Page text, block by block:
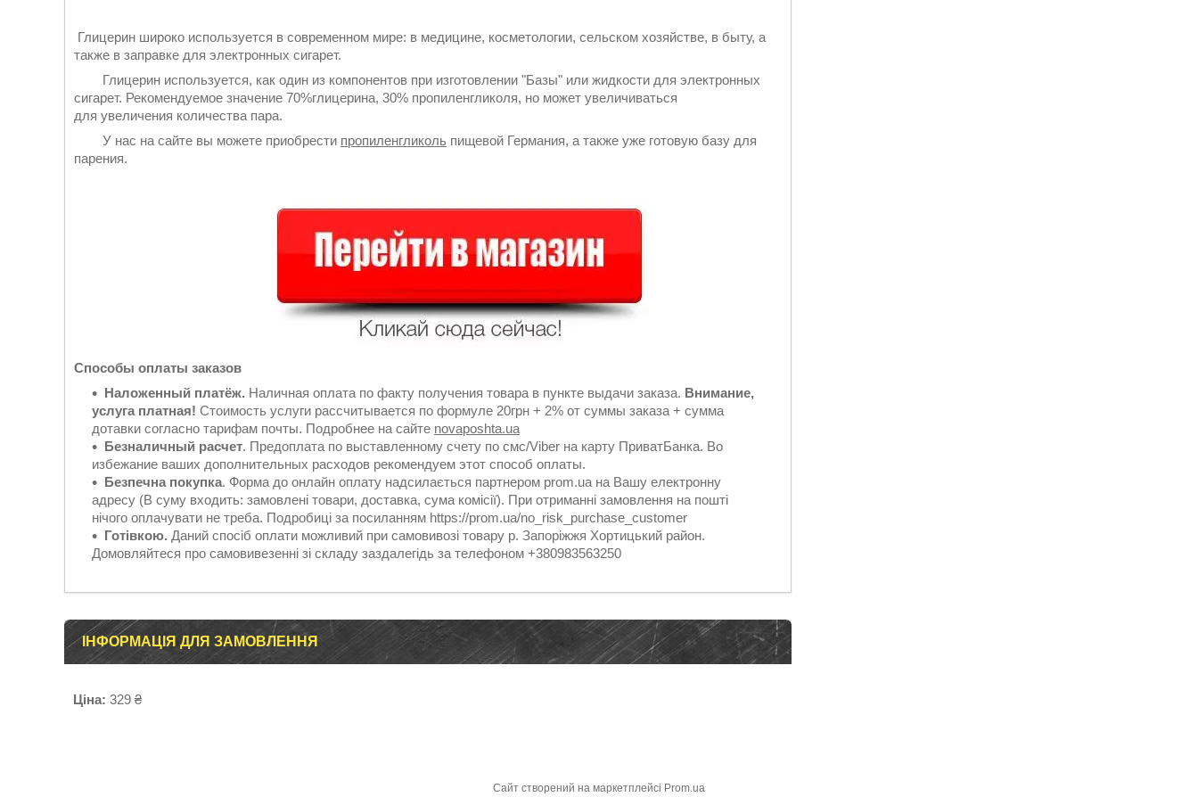
Глицерин широко используется в современном мире: в медицине, косметологии, сельском хозяйстве, в быту, а
также в заправке для электронных сигарет.
Глицерин используется, как один из компонентов при изготовлении "Базы" или жидкости для электронных
сигарет. Рекомендуемое значение 70%глицерина, 30% пропиленгликоля, но может увеличиваться
для увеличения количества пара.
У нас на сайте вы можете приобрести пропиленгликоль пищевой Германия, а также уже готовую базу для
парения.
Способы оплаты заказов
Наложенный платёж. Наличная оплата по факту получения товара в пункте выдачи заказа. Внимание,
услуга платная! Стоимость услуги рассчитывается по формуле 20грн + 2% от суммы заказа + сумма
дотавки согласно тарифам почты. Подробнее на сайте novaposhta.ua
Безналичный расчет. Предоплата по выставленному счету по смс/Viber на карту ПриватБанка. Во
избежание ваших дополнительных расходов рекомендуем этот способ оплаты.
Безпечна покупка. Форма до онлайн оплату надсилається партнером prom.ua на Вашу електронну
адресу (В суму входить: замовлені товари, доставка, сума комісії). При отриманні замовлення на пошті
нічого оплачувати не треба. Подробиці за посиланням https://prom.ua/no_risk_purchase_customer
Готівкою. Даний спосіб оплати можливий при самовивозі товару р. Запоріжжя Хортицький район.
Домовляйтеся про самовивезенні зі складу заздалегідь за телефоном +380983563250
ІНФОРМАЦІЯ ДЛЯ ЗАМОВЛЕННЯ
Ціна: 329 ₴
Сайт створений на маркетплейсі Prom.ua